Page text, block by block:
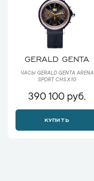
GERALD GENTA
ЧАСЫ GERALD GENTA ARENA
SPORT CHS.X.10
390 100 руб.
КУПИТЬ